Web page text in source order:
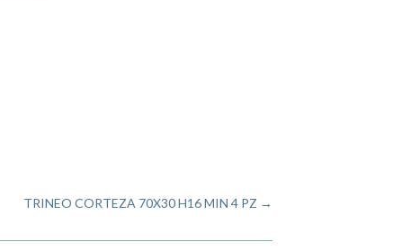
TRINEO CORTEZA 70X30 H16 MIN 4 PZ →